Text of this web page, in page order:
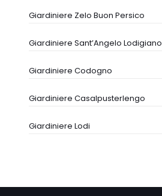
Giardiniere Zelo Buon Persico
Giardiniere Sant’Angelo Lodigiano
Giardiniere Codogno
Giardiniere Casalpusterlengo
Giardiniere Lodi